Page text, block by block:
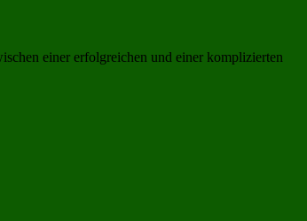
einer erfolgreichen und einer komplizierten